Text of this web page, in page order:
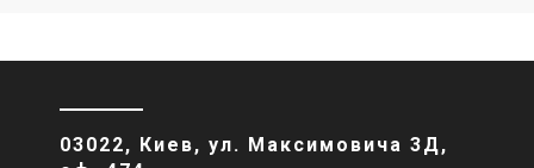
03022, Киев, ул. Максимовича 3Д,